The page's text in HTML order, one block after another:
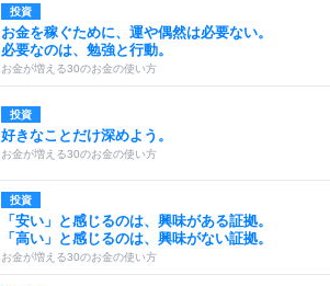
投資
お金を稼ぐために、運や偶然は必要ない。
必要なのは、勉強と行動。
お金が増える30のお金の使い方
投資
好きなことだけ深めよう。
お金が増える30のお金の使い方
投資
「安い」と感じるのは、興味がある証拠。
「高い」と感じるのは、興味がない証拠。
お金が増える30のお金の使い方